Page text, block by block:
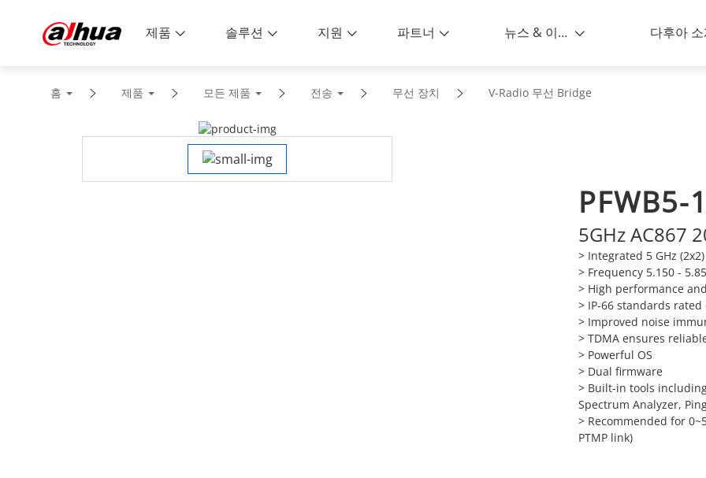
제품 솔루션 지원 파트너 뉴스 & 이벤트 다후아 소
홈 제품 모든 제품 전송 무선 장치 V-Radio 무선 Bridge
PFWB5-
5GHz AC867
> Integrated 5 GHz
> Frequency 5.150 -
> High performance
> IP-66 standards
> Improved noise
> TDMA ensures
> Powerful OS
> Dual firmware
> Built-in tools
Spectrum Analyzer,
> Recommended for
PTMP link)